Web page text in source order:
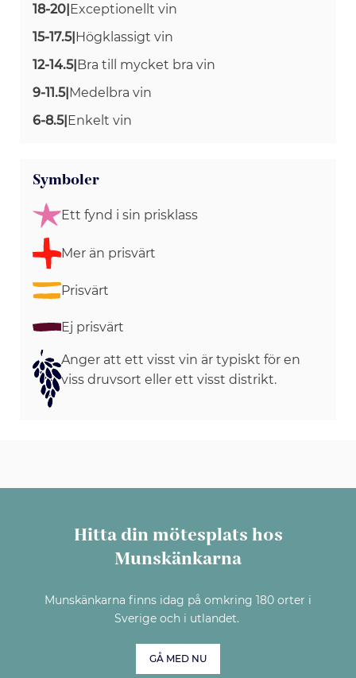
18-20|Exceptionellt vin
15-17.5|Högklassigt vin
12-14.5|Bra till mycket bra vin
9-11.5|Medelbra vin
6-8.5|Enkelt vin
Symboler
Ett fynd i sin prisklass
Mer än prisvärt
Prisvärt
Ej prisvärt
Anger att ett visst vin är typiskt för en
viss druvsort eller ett visst distrikt.
Hitta din mötesplats hos
Munskänkarna
Munskänkarna finns idag på omkring 180 orter i
Sverige och i utlandet.
GÅ MED NU